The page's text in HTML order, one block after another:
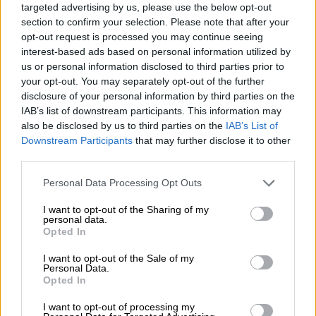
targeted advertising by us, please use the below opt-out
section to confirm your selection. Please note that after your
opt-out request is processed you may continue seeing
interest-based ads based on personal information utilized by
us or personal information disclosed to third parties prior to
your opt-out. You may separately opt-out of the further
disclosure of your personal information by third parties on the
IAB’s list of downstream participants. This information may
also be disclosed by us to third parties on the IAB’s List of
Downstream Participants that may further disclose it to other
Please note that this website/app uses one or more Google
not limited to your visit or usage behaviour. You may click to
grant or deny consent to Google and its third-party tags to
use your data for below specified purposes in below Google
consent section.
Personal Data Processing Opt Outs
I want to opt-out of the Sharing of my
personal data.
Opted In
I want to opt-out of the Sale of my
Personal Data.
Opted In
I want to opt-out of processing my
Θερμοκρασία: Από 05 έως 11 βαθμούς
Κελσίου.
ΜΑΚΕΔΟΝΙΑ, ΘΡΑΚΗ
Καιρός: Νεφώσεις με τοπικές βροχές
και σποραδικές καταιγίδες αρχικά στα
δυτικά και βαθμιαία και στις υπόλοιπες
περιοχές. Χιονοπτώσεις θα σημειωθούν
στα ορεινά. Βαθμιαία από τα δυτικά και
από τις απογευματινές ώρες τα
θα περιοριστούν στα ανατολικά και θα
εξασθενήσουν.
Άνεμοι: Βόρειοι βορειοδυτικοί 3 με 5
και βαθμιαία στην κεντρική Μακεδονία
πρόσκαιρα τοπικά έως 6 μποφόρ. Στα
ανατολικά τμήματα από ανατολικές